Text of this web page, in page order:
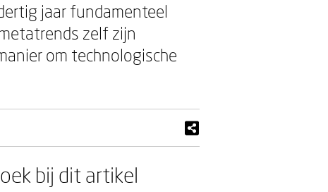
jaar fundamenteel
zelf zijn
om technologische
bij dit artikel